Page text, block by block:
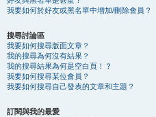
我要如何於好友或黑名單中增加/刪除會員？
搜尋討論區
我要如何搜尋版面文章？
我的搜尋為何沒有結果？
我的搜尋結果為何是空白頁！？
我要如何搜尋某位會員？
我要如何搜尋自己發表的文章和主題？
訂閱與我的最愛